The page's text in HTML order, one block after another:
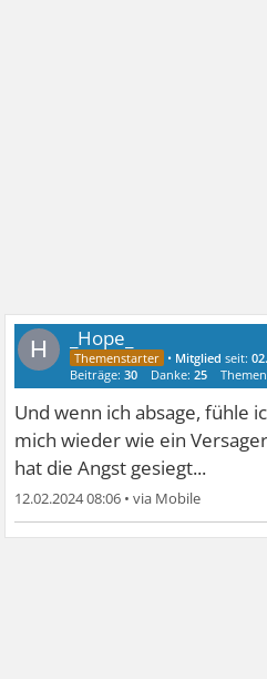
H _Hope_
• Mitglied seit:
Beiträge:30 Danke:25
Und wenn ich absage, fühle
mich wieder wie ein
hat die Angst gesiegt...
12.02.2024 08:06 •